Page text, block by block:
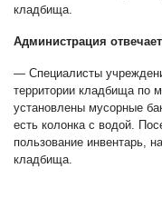
кладбища.
Администрация
— Специалисты
территории кладбища по
установлены мусорные
есть колонка с водой.
пользование инвентарь,
кладбища.